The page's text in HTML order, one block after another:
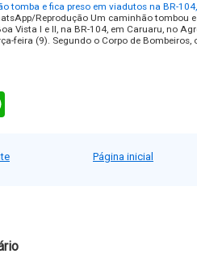
tomba e fica preso em viadutos na BR-
Reprodução Um caminhão tombou
Vista I e II, na BR-104, em Caruaru, no
feira (9). Segundo o Corpo de Bombeiros,
A
Página inicial